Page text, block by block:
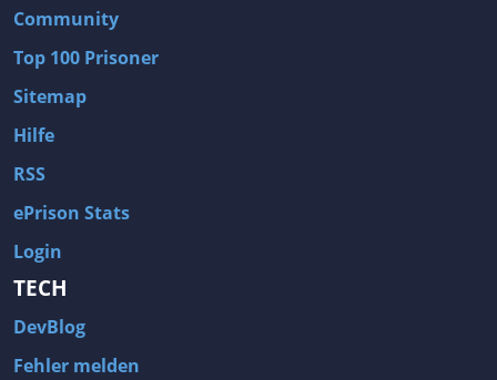
Community
Top 100 Prisoner
Sitemap
Hilfe
RSS
ePrison Stats
Login
TECH
DevBlog
Fehler melden